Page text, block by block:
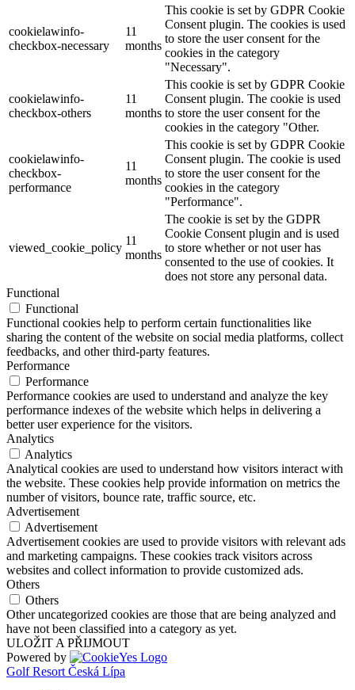
cookielawinfo-
checkbox-necessary
11
months
This cookie is set by GDPR Cookie
Consent plugin. The cookies is used
to store the user consent for the
cookies in the category
"Necessary".
cookielawinfo-
checkbox-others
11
months
This cookie is set by GDPR Cookie
Consent plugin. The cookie is used
to store the user consent for the
cookies in the category "Other.
cookielawinfo-
checkbox-
performance
11
months
This cookie is set by GDPR Cookie
Consent plugin. The cookie is used
to store the user consent for the
cookies in the category
"Performance".
viewed_cookie_policy
11
months
The cookie is set by the GDPR
Cookie Consent plugin and is used
to store whether or not user has
consented to the use of cookies. It
does not store any personal data.
Functional
Functional
Functional cookies help to perform certain functionalities like
sharing the content of the website on social media platforms, collect
feedbacks, and other third-party features.
Performance
Performance
Performance cookies are used to understand and analyze the key
performance indexes of the website which helps in delivering a
better user experience for the visitors.
Analytics
Analytics
Analytical cookies are used to understand how visitors interact with
the website. These cookies help provide information on metrics the
number of visitors, bounce rate, traffic source, etc.
Advertisement
Advertisement
Advertisement cookies are used to provide visitors with relevant ads
and marketing campaigns. These cookies track visitors across
websites and collect information to provide customized ads.
Others
Others
Other uncategorized cookies are those that are being analyzed and
have not been classified into a category as yet.
ULOŽIT A PŘIJMOUT
Powered by
Golf Resort Česká Lípa